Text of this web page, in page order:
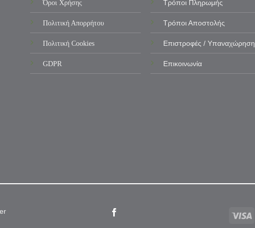
Όροι Χρήσης
Πολιτική Απορρήτου
Πολιτική Cookies
GDPR
Τρόποι Πληρωμής
Τρόποι Αποστολής
Επιστροφές / Υπαναχώρηση
Επικοινωνία